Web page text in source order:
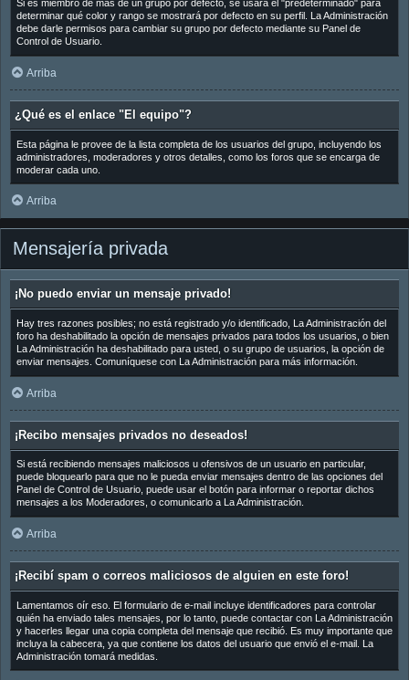
Si es miembro de más de un grupo por defecto, se usará el "predeterminado" para
determinar qué color y rango se mostrará por defecto en su perfil. La Administración
debe darle permisos para cambiar su grupo por defecto mediante su Panel de
Control de Usuario.
Arriba
¿Qué es el enlace "El equipo"?
Esta página le provee de la lista completa de los usuarios del grupo, incluyendo los
administradores, moderadores y otros detalles, como los foros que se encarga de
moderar cada uno.
Arriba
Mensajería privada
¡No puedo enviar un mensaje privado!
Hay tres razones posibles; no está registrado y/o identificado, La Administración del
foro ha deshabilitado la opción de mensajes privados para todos los usuarios, o bien
La Administración ha deshabilitado para usted, o su grupo de usuarios, la opción de
enviar mensajes. Comuníquese con La Administración para más información.
Arriba
¡Recibo mensajes privados no deseados!
Si está recibiendo mensajes maliciosos u ofensivos de un usuario en particular,
puede bloquearlo para que no le pueda enviar mensajes dentro de las opciones del
Panel de Control de Usuario, puede usar el botón para informar o reportar dichos
mensajes a los Moderadores, o comunicarlo a La Administración.
Arriba
¡Recibí spam o correos maliciosos de alguien en este foro!
Lamentamos oír eso. El formulario de e-mail incluye identificadores para controlar
quién ha enviado tales mensajes, por lo tanto, puede contactar con La Administración
y hacerles llegar una copia completa del mensaje que recibió. Es muy importante que
incluya la cabecera, ya que contiene los datos del usuario que envió el e-mail. La
Administración tomará medidas.